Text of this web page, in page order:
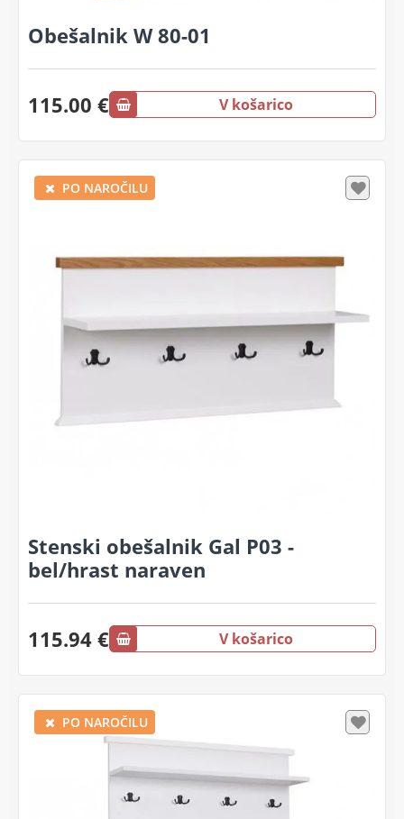
Obešalnik W 80-01
115.00 € V košarico
PO NAROČILU
Stenski obešalnik Gal P03 -
bel/hrast naraven
115.94 € V košarico
PO NAROČILU